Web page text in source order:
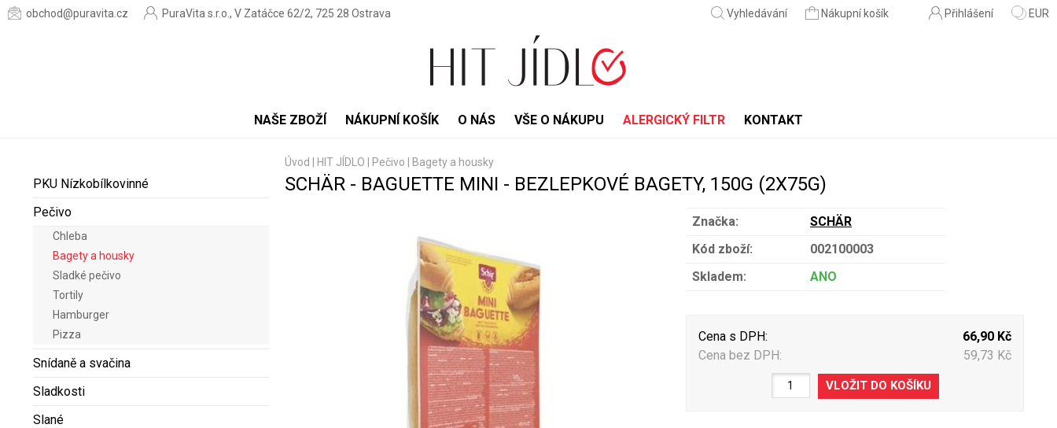
obchod@puravita.cz PuraVita s.r.o., V Zatáčce 62/2, 725 28 Ostrava Vyhledávání Nákupní košík Přihlášení EUR
NAŠE ZBOŽÍ NÁKUPNÍ KOŠÍK O NÁS VŠE O NÁKUPU ALERGICKÝ FILTR KONTAKT
PKU Nízkobílkovinné
Pečivo
Chleba
Bagety a housky
Sladké pečivo
Tortily
Hamburger
Pizza
Snídaně a svačina
Sladkosti
Slané
Úvod HIT JÍDLO Pečivo Bagety a housky
SCHÄR - BAGUETTE MINI - BEZLEPKOVÉ BAGETY, 150G (2X75G)
Značka:
SCHÄR
Kód zboží:
002100003
Skladem:
ANO
Cena s DPH:
66,90 Kč
Cena bez DPH:
59,73 Kč